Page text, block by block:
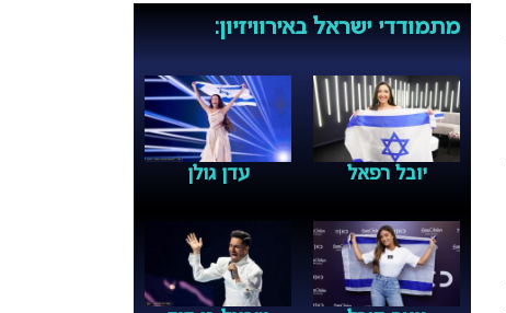
מתמודדי ישראל באירוויזיון:
יובל רפאל עדן גולן